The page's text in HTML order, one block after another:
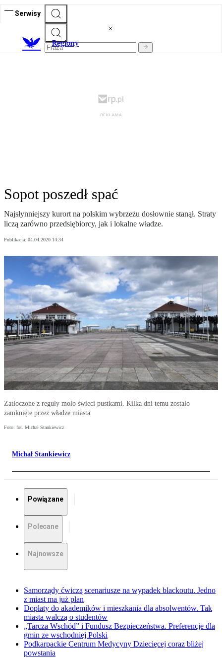
Serwisy
Regiony
Sopot poszedł spać
Najsłynniejszy kurort na polskim wybrzeżu dosłownie stanął. Straty
liczą zarówno przedsiębiorcy, jak i lokalne władze.
Publikacja: 04.04.2020 14:34
Zatłoczone z reguły molo świeci pustkami. Kilka dni temu zostało
zamknięte przez władze miasta
Foto: fot. Michał Stankiewicz
Michał Stankiewicz
Powiązane
Polecane
Najnowsze
Samorządy ćwiczą scenariusze na wypadek blackoutu. Jedno
z miast ma już plan
Dopłaty do akademików i mieszkania dla absolwentów. Tak
miasta walczą o studentów
„Tarcza Wschód” i Fundusz Bezpieczeństwa. Preferencje dla
gmin ze wschodniej Polski
Podkarpackie Centrum Medycyny Dziecięcej coraz bliżej
powstania